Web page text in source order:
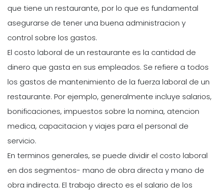
que tiene un restaurante, por lo que es fundamental
asegurarse de tener una buena administracion y
control sobre los gastos.
El costo laboral de un restaurante es la cantidad de
dinero que gasta en sus empleados. Se refiere a todos
los gastos de mantenimiento de la fuerza laboral de un
restaurante. Por ejemplo, generalmente incluye salarios,
bonificaciones, impuestos sobre la nomina, atencion
medica, capacitacion y viajes para el personal de
servicio.
En terminos generales, se puede dividir el costo laboral
en dos segmentos- mano de obra directa y mano de
obra indirecta. El trabajo directo es el salario de los